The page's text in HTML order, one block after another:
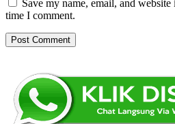
Save my name, email, and
time I comment.